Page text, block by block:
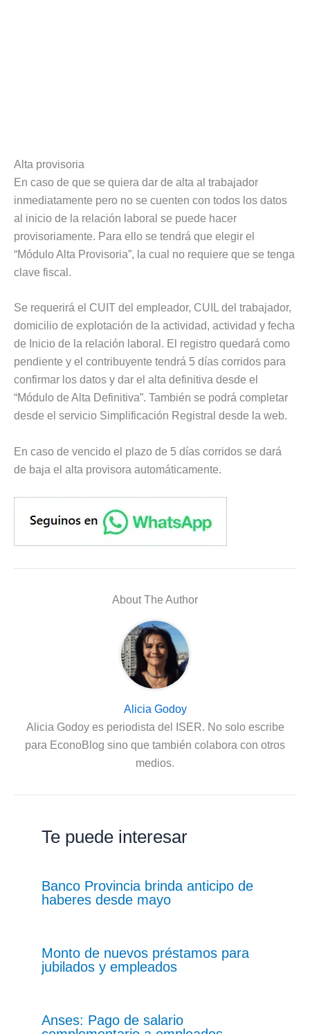
Alta provisoria
En caso de que se quiera dar de alta al trabajador
inmediatamente pero no se cuenten con todos los datos
al inicio de la relación laboral se puede hacer
provisoriamente. Para ello se tendrá que elegir el
“Módulo Alta Provisoria”, la cual no requiere que se tenga
clave fiscal.
Se requerirá el CUIT del empleador, CUIL del trabajador,
domicilio de explotación de la actividad, actividad y fecha
de Inicio de la relación laboral. El registro quedará como
pendiente y el contribuyente tendrá 5 días corridos para
confirmar los datos y dar el alta definitiva desde el
“Módulo de Alta Definitiva”. También se podrá completar
desde el servicio Simplificación Registral desde la web.
En caso de vencido el plazo de 5 días corridos se dará
de baja el alta provisora automáticamente.
About The Author
Alicia Godoy
Alicia Godoy es periodista del ISER. No solo escribe
para EconoBlog sino que también colabora con otros
medios.
Te puede interesar
Banco Provincia brinda anticipo de
haberes desde mayo
Monto de nuevos préstamos para
jubilados y empleados
Anses: Pago de salario